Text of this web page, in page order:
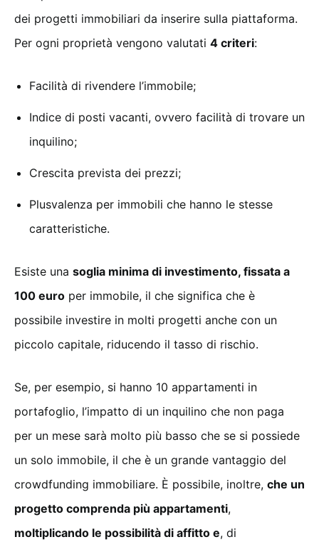
dei progetti immobiliari da inserire sulla piattaforma.
Per ogni proprietà vengono valutati 4 criteri:
Facilità di rivendere l’immobile;
Indice di posti vacanti, ovvero facilità di trovare un
inquilino;
Crescita prevista dei prezzi;
Plusvalenza per immobili che hanno le stesse
caratteristiche.
Esiste una soglia minima di investimento, fissata a
100 euro per immobile, il che significa che è
possibile investire in molti progetti anche con un
piccolo capitale, riducendo il tasso di rischio.
Se, per esempio, si hanno 10 appartamenti in
portafoglio, l’impatto di un inquilino che non paga
per un mese sarà molto più basso che se si possiede
un solo immobile, il che è un grande vantaggio del
crowdfunding immobiliare. È possibile, inoltre, che un
progetto comprenda più appartamenti,
moltiplicando le possibilità di affitto e, di